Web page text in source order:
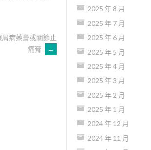
病藥膏或關節止
痛膏
→
2025 年 8 月
2025 年 7 月
2025 年 6 月
2025 年 5 月
2025 年 4 月
2025 年 3 月
2025 年 2 月
2025 年 1 月
2024 年 12 月
2024 年 11 月